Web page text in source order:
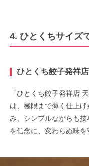
4. ひとくちサイズ
ひとくち餃子発祥
「ひとくち餃子発祥店
は、極限まで薄く仕上
み、シンプルながらも技
を信念に、変わらぬ味を